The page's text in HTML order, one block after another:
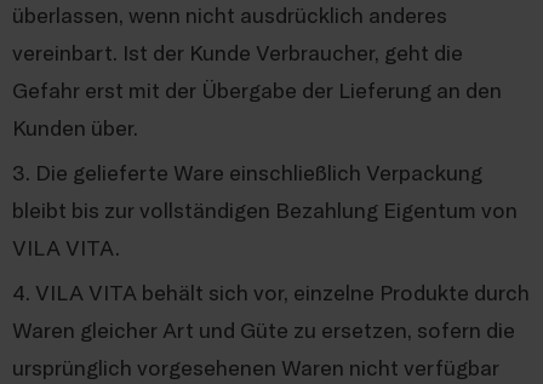
überlassen, wenn nicht ausdrücklich anderes
vereinbart. Ist der Kunde Verbraucher, geht die
Gefahr erst mit der Übergabe der Lieferung an den
Kunden über.
3. Die gelieferte Ware einschließlich Verpackung
bleibt bis zur vollständigen Bezahlung Eigentum von
VILA VITA.
4. VILA VITA behält sich vor, einzelne Produkte durch
Waren gleicher Art und Güte zu ersetzen, sofern die
ursprünglich vorgesehenen Waren nicht verfügbar